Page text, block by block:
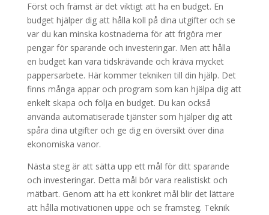
Först och främst är det viktigt att ha en budget. En
budget hjälper dig att hålla koll på dina utgifter och se
var du kan minska kostnaderna för att frigöra mer
pengar för sparande och investeringar. Men att hålla
en budget kan vara tidskrävande och kräva mycket
pappersarbete. Här kommer tekniken till din hjälp. Det
finns många appar och program som kan hjälpa dig att
enkelt skapa och följa en budget. Du kan också
använda automatiserade tjänster som hjälper dig att
spåra dina utgifter och ge dig en översikt över dina
ekonomiska vanor.
Nästa steg är att sätta upp ett mål för ditt sparande
och investeringar. Detta mål bör vara realistiskt och
mätbart. Genom att ha ett konkret mål blir det lättare
att hålla motivationen uppe och se framsteg. Teknik